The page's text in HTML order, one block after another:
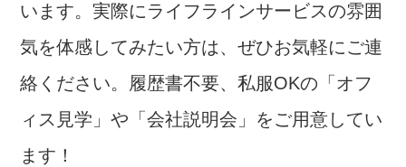
います。実際にライフラインサービスの雰囲
気を体感してみたい方は、ぜひお気軽にご連
絡ください。 履歴書不要、私服OKの「オフ
ィス見学」や「会社説明会」をご用意してい
ます！